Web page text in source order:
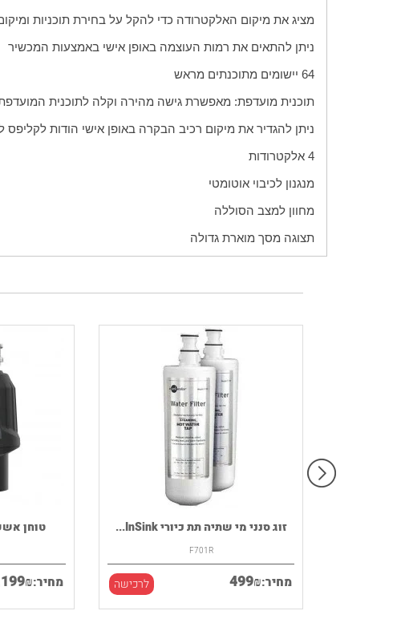
מציג את מיקום האלקטרודה כדי להקל על בחירת תוכניות
ניתן להתאים את רמות העוצמה באופן אישי באמצעות המכשיר
64 יישומים מתוכנתים מראש
תוכנית מועדפת: מאפשרת גישה מהירה וקלה לתוכנית
ניתן להגדיר את מיקום רכיב הבקרה באופן אישי הודות לקליפס
4 אלקטרודות
מנגנון לכיבוי אוטומטי
מחוון למצב הסוללה
תצוגה מסך מוארת גדולה
מחיר:₪
זוג סנני מי שתיה תת כיורי InSink...
F701R
מחיר: 499₪ לרכישה